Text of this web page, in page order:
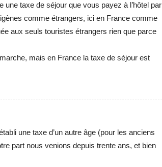
une taxe de séjour que vous payez à l’hôtel par
comme étrangers, ici en France comme
aux seuls touristes étrangers rien que parce
mais en France la taxe de séjour est
une taxe d’un autre âge (pour les anciens
part nous venions depuis trente ans, et bien